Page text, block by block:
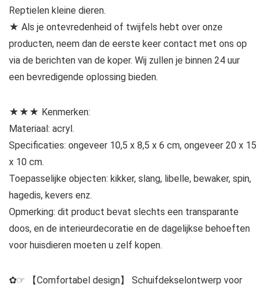
Reptielen kleine dieren.
★ Als je ontevredenheid of twijfels hebt over onze
producten, neem dan de eerste keer contact met ons op
via de berichten van de koper. Wij zullen je binnen 24 uur
een bevredigende oplossing bieden.
★★★ Kenmerken:
Materiaal: acryl.
Specificaties: ongeveer 10,5 x 8,5 x 6 cm, ongeveer 20 x 15
x 10 cm.
Toepasselijke objecten: kikker, slang, libelle, bewaker, spin,
hagedis, kevers enz.
Opmerking: dit product bevat slechts een transparante
doos, en de interieurdecoratie en de dagelijkse behoeften
voor huisdieren moeten u zelf kopen.
✿☞ 【Comfortabel design】 Schuifdekselontwerp voor